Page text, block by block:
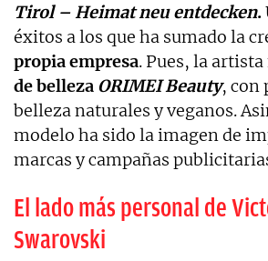
Tirol – Heimat neu entdecken.
éxitos a los que ha sumado la
propia empresa. Pues, la
de belleza ORIMEI Beauty, con
belleza naturales y veganos.
modelo ha sido la imagen de
marcas y campañas
El lado más personal de
Swarovski